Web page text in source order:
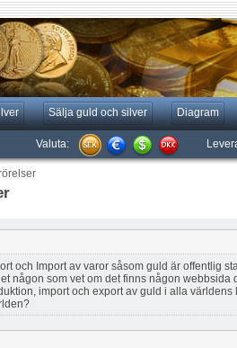
Sälja guld och silver Diagram
Valuta:
och Import av varor såsom guld är offentlig
någon som vet om det finns någon webbsida
import och export av guld i alla